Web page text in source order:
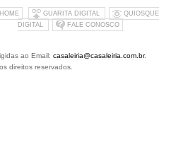
HOME GUARITA DIGITAL
QUIOSQUE
DIGITAL
FALE CONOSCO
ao Email: casaleiria@casaleiria.com.br.
direitos reservados.